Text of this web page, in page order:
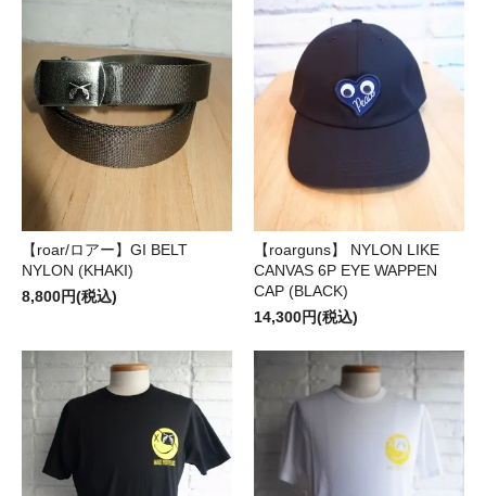
【roar/ロアー】GI BELT
NYLON (KHAKI)
8,800円(税込)
【roarguns】 NYLON LIKE
CANVAS 6P EYE WAPPEN
CAP (BLACK)
14,300円(税込)